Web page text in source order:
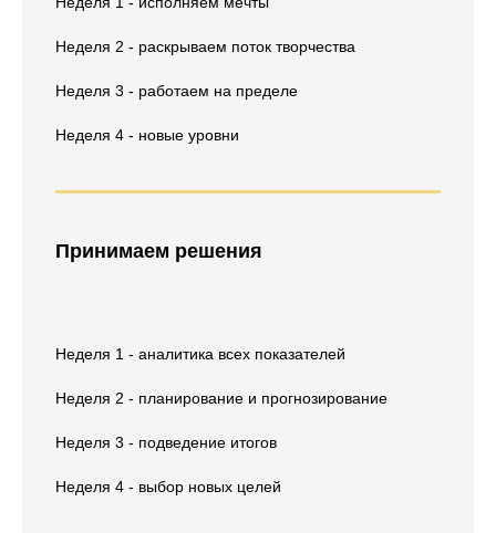
Неделя 2 - раскрываем поток творчества
Неделя 3 - работаем на пределе
Неделя 4 - новые уровни
Принимаем решения
Неделя 1 - аналитика всех показателей
Неделя 2 - планирование и прогнозирование
Неделя 3 - подведение итогов
Неделя 4 - выбор новых целей